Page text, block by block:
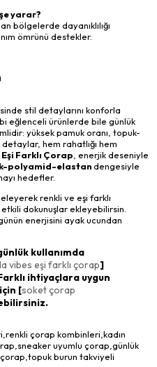
yarar?
bölgelerde dayanıklılığı
ömrünü destekler.
stil detaylarını konforla
eğlenceli ürünlerde bile günlük
yüksek pamuk oranı, topuk-
hem rahatlığı hem
Farklı Çorap , enerjik deseniyle
polyamid-elastandengesiyle
hedefler.
renkli ve eşi farklı
dokunuşlar ekleyebilirsin.
enerjisini ayak ucundan
kullanımda
vibes eşi farklı çorap]
ihtiyaçlara uygun
[soket çorap
çorap kombinleri,kadın
uyumlu çorap,günlük
burun takviyeli